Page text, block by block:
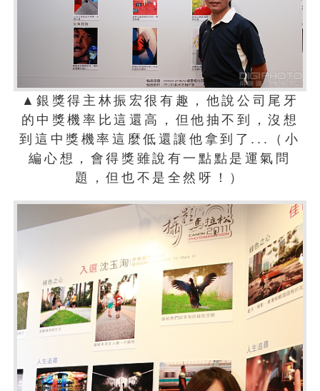
▲銀獎得主林振宏很有趣，他說公司尾牙
的中獎機率比這還高，但他抽不到，沒想
到這中獎機率這麼低還讓他拿到了...（小
編心想，會得獎雖說有一點點是運氣問
題，但也不是全然呀！）